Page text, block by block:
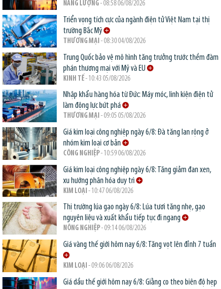
NĂNG LƯỢNG - 08:58 06/08/2026
Triển vọng tích cực của ngành điện tử Việt Nam tại thị
trường Bắc Mỹ
THƯƠNG MẠI - 08:30 04/08/2026
Trung Quốc bảo vệ mô hình tăng trưởng trước thềm đàm
phán thương mại với Mỹ và EU
KINH TẾ- 10:43 05/08/2026
Nhập khẩu hàng hóa từ Đức: Máy móc, linh kiện điện tử
làm động lực bứt phá
THƯƠNG MẠI - 09:05 05/08/2026
Giá kim loại công nghiệp ngày 6/8: Đà tăng lan rộng ở
nhóm kim loại cơ bản
CÔNG NGHIỆP- 10:59 06/08/2026
Giá kim loại công nghiệp ngày 6/8: Tăng giảm đan xen,
xu hướng phân hóa duy trì
KIM LOẠI - 10:47 06/08/2026
Thị trường lúa gạo ngày 6/8: Lúa tươi tăng nhẹ, gạo
nguyên liệu và xuất khẩu tiếp tục đi ngang
NÔNG NGHIỆP- 09:14 06/08/2026
Giá vàng thế giới hôm nay 6/8: Tăng vọt lên đỉnh 7 tuần
KIM LOẠI - 09:06 06/08/2026
Giá dầu thế giới hôm nay 6/8: Giằng co theo biên độ hẹp